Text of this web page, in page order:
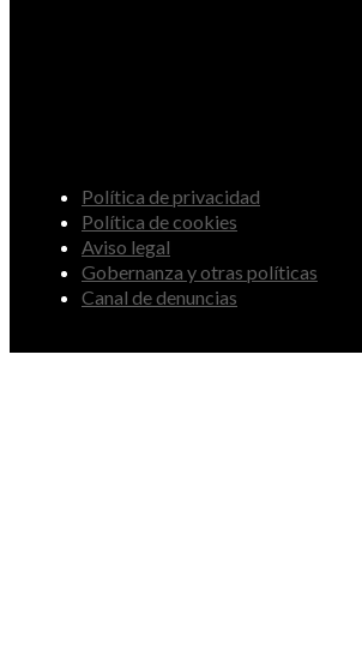
Política de privacidad
Política de cookies
Aviso legal
Gobernanza y otras políticas
Canal de denuncias